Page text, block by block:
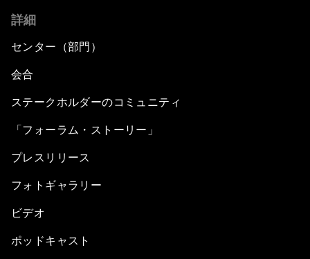
詳細
センター（部門）
会合
ステークホルダーのコミュニティ
「フォーラム・ストーリー」
プレスリリース
フォトギャラリー
ビデオ
ポッドキャスト